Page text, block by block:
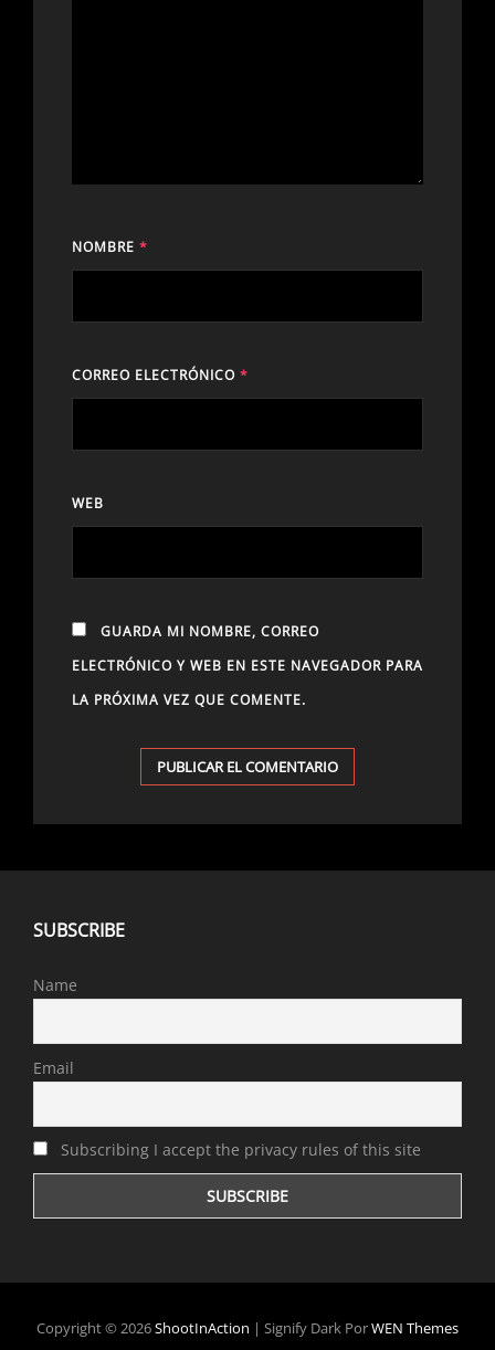
NOMBRE *
CORREO ELECTRÓNICO *
WEB
GUARDA MI NOMBRE, CORREO
ELECTRÓNICO Y WEB EN ESTE NAVEGADOR PARA
LA PRÓXIMA VEZ QUE COMENTE.
SUBSCRIBE
Name
Email
Subscribing I accept the privacy rules of this site
Copyright © 2026ShootInAction | Signify Dark PorWEN Themes